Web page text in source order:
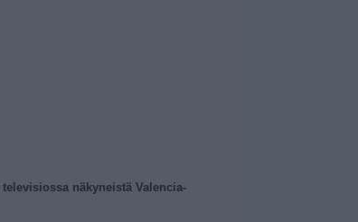
televisiossa näkyneistä Valencia-